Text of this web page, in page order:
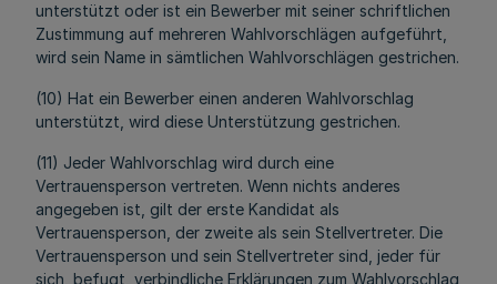
unterstützt oder ist ein Bewerber mit seiner schriftlichen
Zustimmung auf mehreren Wahlvorschlägen aufgeführt,
wird sein Name in sämtlichen Wahlvorschlägen gestrichen.
(10) Hat ein Bewerber einen anderen Wahlvorschlag
unterstützt, wird diese Unterstützung gestrichen.
(11) Jeder Wahlvorschlag wird durch eine
Vertrauensperson vertreten. Wenn nichts anderes
angegeben ist, gilt der erste Kandidat als
Vertrauensperson, der zweite als sein Stellvertreter. Die
Vertrauensperson und sein Stellvertreter sind, jeder für
sich, befugt, verbindliche Erklärungen zum Wahlvorschlag